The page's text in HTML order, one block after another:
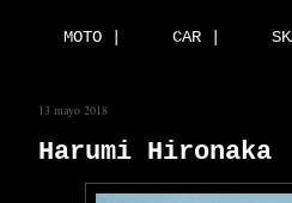
MOTO | CAR |
13 mayo 2018
Harumi Hironaka